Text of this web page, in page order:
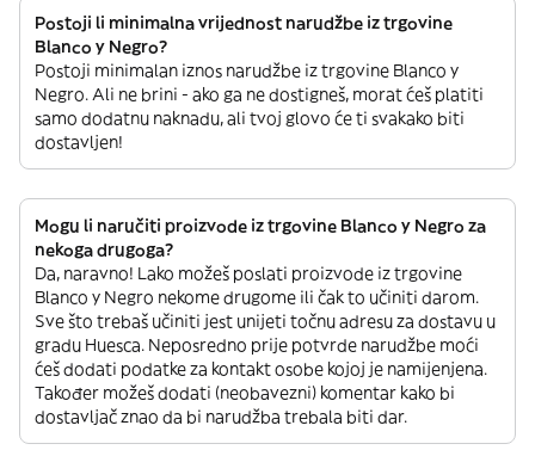
Postoji li minimalna vrijednost narudžbe iz trgovine
Blanco y Negro?
Postoji minimalan iznos narudžbe iz trgovine Blanco y
Negro. Ali ne brini - ako ga ne dostigneš, morat ćeš platiti
samo dodatnu naknadu, ali tvoj glovo će ti svakako biti
dostavljen!
Mogu li naručiti proizvode iz trgovine Blanco y Negro za
nekoga drugoga?
Da, naravno! Lako možeš poslati proizvode iz trgovine
Blanco y Negro nekome drugome ili čak to učiniti darom.
Sve što trebaš učiniti jest unijeti točnu adresu za dostavu u
gradu Huesca. Neposredno prije potvrde narudžbe moći
ćeš dodati podatke za kontakt osobe kojoj je namijenjena.
Također možeš dodati (neobavezni) komentar kako bi
dostavljač znao da bi narudžba trebala biti dar.